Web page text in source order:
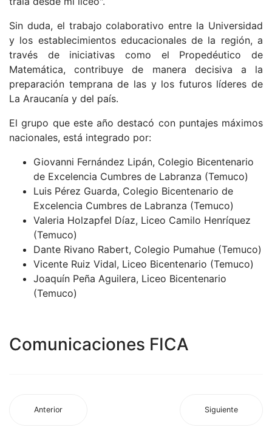
Sin duda, el trabajo colaborativo entre la Universidad
y los establecimientos educacionales de la región, a
través de iniciativas como el Propedéutico de
Matemática, contribuye de manera decisiva a la
preparación temprana de las y los futuros líderes de
La Araucanía y del país.
El grupo que este año destacó con puntajes máximos
nacionales, está integrado por:
Giovanni Fernández Lipán, Colegio Bicentenario
de Excelencia Cumbres de Labranza (Temuco)
Luis Pérez Guarda, Colegio Bicentenario de
Excelencia Cumbres de Labranza (Temuco)
Valeria Holzapfel Díaz, Liceo Camilo Henríquez
(Temuco)
Dante Rivano Rabert, Colegio Pumahue (Temuco)
Vicente Ruiz Vidal, Liceo Bicentenario (Temuco)
Joaquín Peña Aguilera, Liceo Bicentenario
(Temuco)
Comunicaciones FICA
Anterior Siguiente